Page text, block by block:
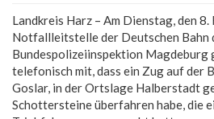
Landkreis Harz – Am Dienstag, den
Notfallleitstelle der Deutschen Bahn
Bundespolizeiinspektion Magdeburg
telefonisch mit, dass ein Zug auf der
Goslar, in der Ortslage Halberstadt
Schottersteine überfahren habe, die